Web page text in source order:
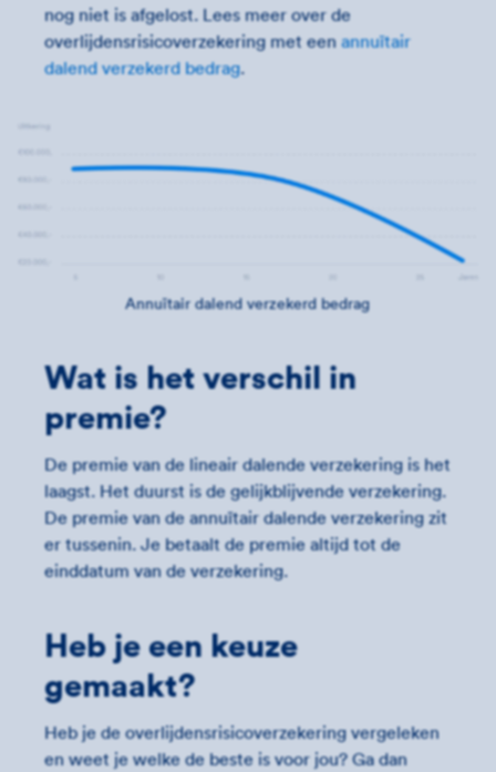
nog niet is afgelost. Lees meer over de
overlijdensrisicoverzekering met eenannuïtair
dalend verzekerd bedrag.
Annuïtair dalend verzekerd bedrag
Wat is het verschil in
premie?
De premie van de lineair dalende verzekering is het
laagst. Het duurst is de gelijkblijvende verzekering.
De premie van de annuïtair dalende verzekering zit
er tussenin. Je betaalt de premie altijd tot de
einddatum van de verzekering.
Heb je een keuze
gemaakt?
Heb je de overlijdensrisicoverzekering vergeleken
en weet je welke de beste is voor jou? Ga dan